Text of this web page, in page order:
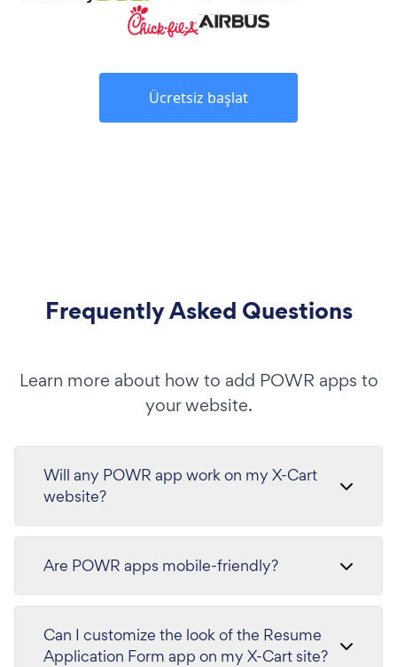
Ücretsiz başlat
Frequently Asked Questions
Learn more about how to add POWR apps to
your website.
Will any POWR app work on my X-Cart
website?
Are POWR apps mobile-friendly?
Can I customize the look of the Resume
Application Form app on my X-Cart site?